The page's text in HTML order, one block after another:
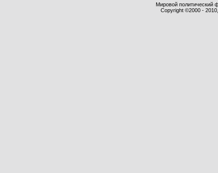
Мировой политический
Copyright ©2000 -